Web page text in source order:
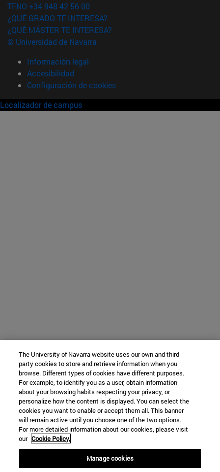
TFNO +34 948 42 56 00
¿QUÉ GRADO TE INTERESA?
¿QUÉ MÁSTER TE INTERESA?
© Universidad de Navarra
Información legal
Accesibilidad
Configuración de cookies
Localizador de campus
The University of Navarra website uses our own and third-
party cookies to store and retrieve information when you
browse. Different types of cookies have different purposes.
For example, to identify you as a user, obtain information
about your browsing habits respecting your privacy, or
personalize how the content is displayed. You can select the
cookies you want to enable or accept them all. This banner
will remain active until you choose one of the two options.
For more detailed information about our cookies, please visit
our Cookie Policy.
Manage cookies